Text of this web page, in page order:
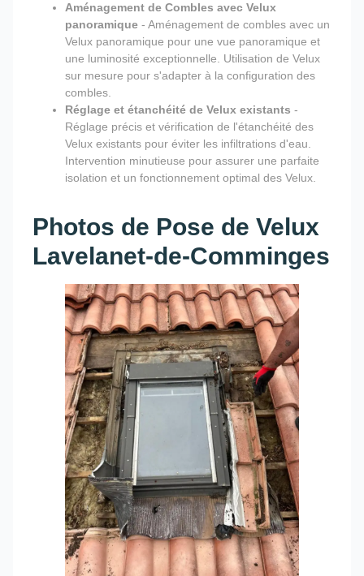
Aménagement de Combles avec Velux
panoramique - Aménagement de combles avec un
Velux panoramique pour une vue panoramique et
une luminosité exceptionnelle. Utilisation de Velux
sur mesure pour s'adapter à la configuration des
combles.
Réglage et étanchéité de Velux existants -
Réglage précis et vérification de l'étanchéité des
Velux existants pour éviter les infiltrations d'eau.
Intervention minutieuse pour assurer une parfaite
isolation et un fonctionnement optimal des Velux.
Photos de Pose de Velux
Lavelanet-de-Comminges